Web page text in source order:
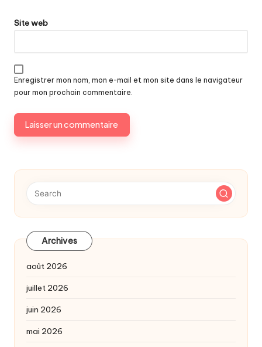
Site web
Enregistrer mon nom, mon e-mail et mon site dans le navigateur
pour mon prochain commentaire.
Archives
août 2026
juillet 2026
juin 2026
mai 2026